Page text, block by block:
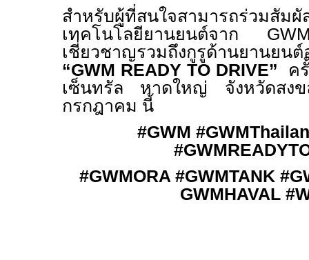
สำหรับผู้ที่สนใจสามารถร่วมสัมผั
เทคโนโลยียานยนต์จาก
เชี่ยวชาญรวมถึงกูรูด้านยานยนต์
“GWM READY TO DRIVE”
ค
เซ็นทรัล หาดใหญ่ จังหวัดสง
กรกฎาคม นี้
#GWM
#GWMORA #GWMTANK
GWMHAVAL